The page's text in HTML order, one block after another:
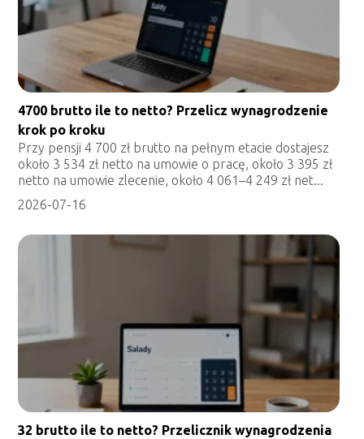
4700 brutto ile to netto? Przelicz wynagrodzenie
krok po kroku
Przy pensji 4 700 zł brutto na pełnym etacie dostajesz
około 3 534 zł netto na umowie o pracę, około 3 395 zł
netto na umowie zlecenie, około 4 061–4 249 zł net...
2026-07-16
32 brutto ile to netto? Przelicznik wynagrodzenia